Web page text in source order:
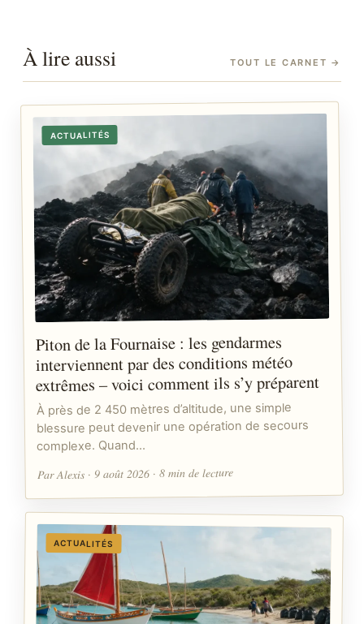
À lire aussi TOUT LE CARNET →
ACTUALITÉS
Piton de la Fournaise : les gendarmes
interviennent par des conditions météo
extrêmes – voici comment ils s’y préparent
À près de 2 450 mètres d’altitude, une simple
blessure peut devenir une opération de secours
complexe. Quand…
Par Alexis · 9 août 2026 · 8 min de lecture
ACTUALITÉS